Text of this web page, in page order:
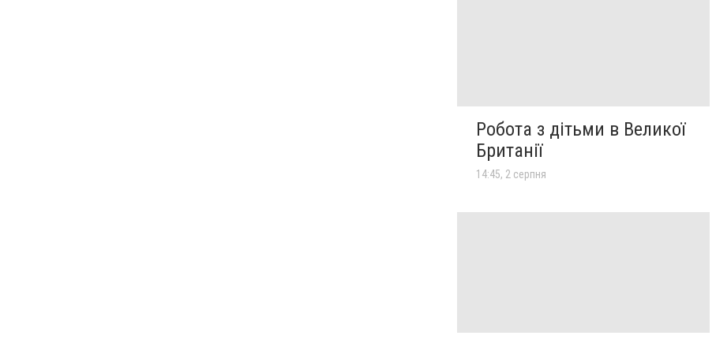
Робота з дітьми в Великої
Британії
14:45, 2 серпня